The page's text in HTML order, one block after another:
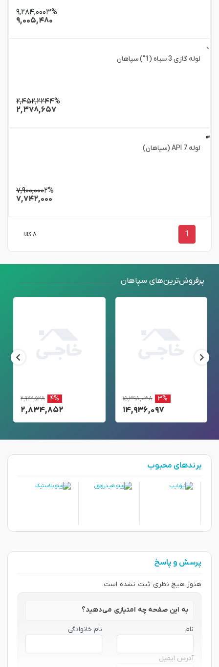
۹,۲۸۴,۰۰۰۳%
۹,۰۰۵,۴۸۰
لوله گازی 3 سیاه (1") سپاهان
۲,۴۵۲,۲۲۴۴%
۲,۳۷۸,۶۵۷
لوله API 7 (سپاهان)
۷,۹۰۰,۰۰۰۲%
۷,۷۴۲,۰۰۰
1 ۸ کالا
پرفروش‌ترین‌های سپاهان
۱۵,۳۹۸,۰۳۸ ۳%
۱۴,۹۳۶,۰۹۷
۲,۹۲۲,۵۲۸ ۴%
۲,۸۳۴,۸۵۲
برندهای محبوب
پرسش و پاسخ
هنوز هیچ نظری ثبت نشده است.
به این صفحه چه امتیازی می‌دهید؟
نام نام خانوادگی
آدرس ایمیل